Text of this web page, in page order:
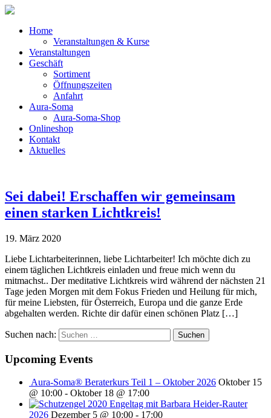
Home
Veranstaltungen & Kurse
Veranstaltungen
Geschäft
Sortiment
Öffnungszeiten
Anfahrt
Aura-Soma
Aura-Soma-Shop
Onlineshop
Kontakt
Aktuelles
Sei dabei! Erschaffen wir gemeinsam
einen starken Lichtkreis!
19. März 2020
Liebe Lichtarbeiterinnen, liebe Lichtarbeiter! Ich möchte dich zu
einem täglichen Lichtkreis einladen und freue mich wenn du
mitmachst.. Der meditative Lichtkreis wird während der nächsten 21
Tage jeden Morgen mit dem Fokus Frieden und Heilung für mich,
für meine Liebsten, für Österreich, Europa und die ganze Erde
abgehalten werden. Richte dir dafür einen schönen Platz […]
Suchen nach:
Upcoming Events
Aura-Soma® Beraterkurs Teil 1 – Oktober 2026 Oktober 15
@ 10:00 - Oktober 18 @ 17:00
Engeltag mit Barbara Heider-Rauter
2026 Dezember 5 @ 10:00 - 17:00